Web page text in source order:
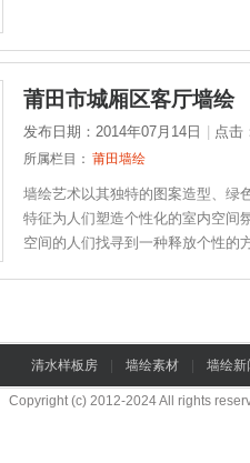
莆田市城厢区客厅墙绘
发布日期：2014年07月14日 点击
所属栏目： 莆田墙绘
墙绘艺术以其独特的图案造型、绿
特征为人们塑造个性化的室内空间
空间的人们找寻到一种释放个性的
清水样板房 墙绘素材 墙绘新
Copyright (c) 2012-2024 All rights